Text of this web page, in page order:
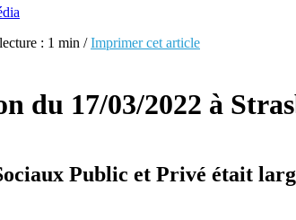
: 1 min /Imprimer cet article
du 17/03/2022 à
Public et Privé était